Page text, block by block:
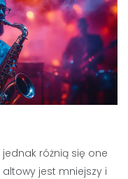
różnią się one
jest mniejszy i